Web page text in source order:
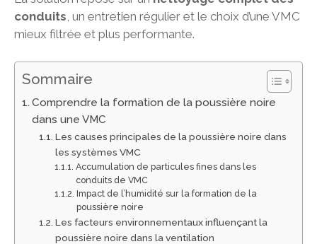
conduits, un entretien régulier et le choix d’une VMC
mieux filtrée et plus performante.
Sommaire
Comprendre la formation de la poussière noire
dans une VMC
Les causes principales de la poussière noire dans
les systèmes VMC
Accumulation de particules fines dans les
conduits de VMC
Impact de l’humidité sur la formation de la
poussière noire
Les facteurs environnementaux influençant la
poussière noire dans la ventilation